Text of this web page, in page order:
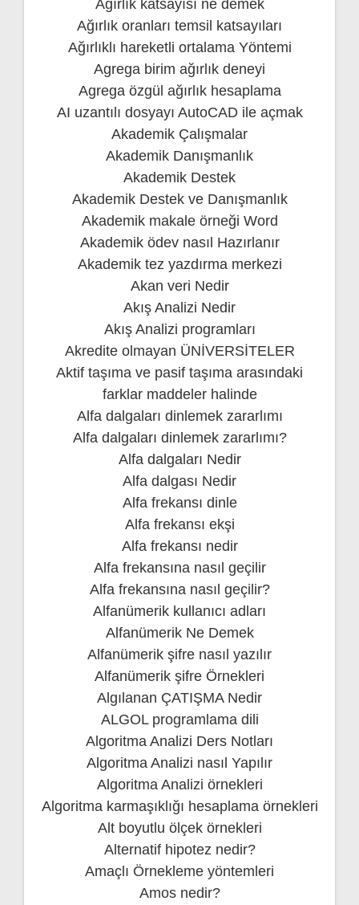
Ağırlık katsayısı ne demek
Ağırlık oranları temsil katsayıları
Ağırlıklı hareketli ortalama Yöntemi
Agrega birim ağırlık deneyi
Agrega özgül ağırlık hesaplama
AI uzantılı dosyayı AutoCAD ile açmak
Akademik Çalışmalar
Akademik Danışmanlık
Akademik Destek
Akademik Destek ve Danışmanlık
Akademik makale örneği Word
Akademik ödev nasıl Hazırlanır
Akademik tez yazdırma merkezi
Akan veri Nedir
Akış Analizi Nedir
Akış Analizi programları
Akredite olmayan ÜNİVERSİTELER
Aktif taşıma ve pasif taşıma arasındaki
farklar maddeler halinde
Alfa dalgaları dinlemek zararlımı
Alfa dalgaları dinlemek zararlımı?
Alfa dalgaları Nedir
Alfa dalgası Nedir
Alfa frekansı dinle
Alfa frekansı ekşi
Alfa frekansı nedir
Alfa frekansına nasıl geçilir
Alfa frekansına nasıl geçilir?
Alfanümerik kullanıcı adları
Alfanümerik Ne Demek
Alfanümerik şifre nasıl yazılır
Alfanümerik şifre Örnekleri
Algılanan ÇATIŞMA Nedir
ALGOL programlama dili
Algoritma Analizi Ders Notları
Algoritma Analizi nasıl Yapılır
Algoritma Analizi örnekleri
Algoritma karmaşıklığı hesaplama örnekleri
Alt boyutlu ölçek örnekleri
Alternatif hipotez nedir?
Amaçlı Örnekleme yöntemleri
Amos nedir?